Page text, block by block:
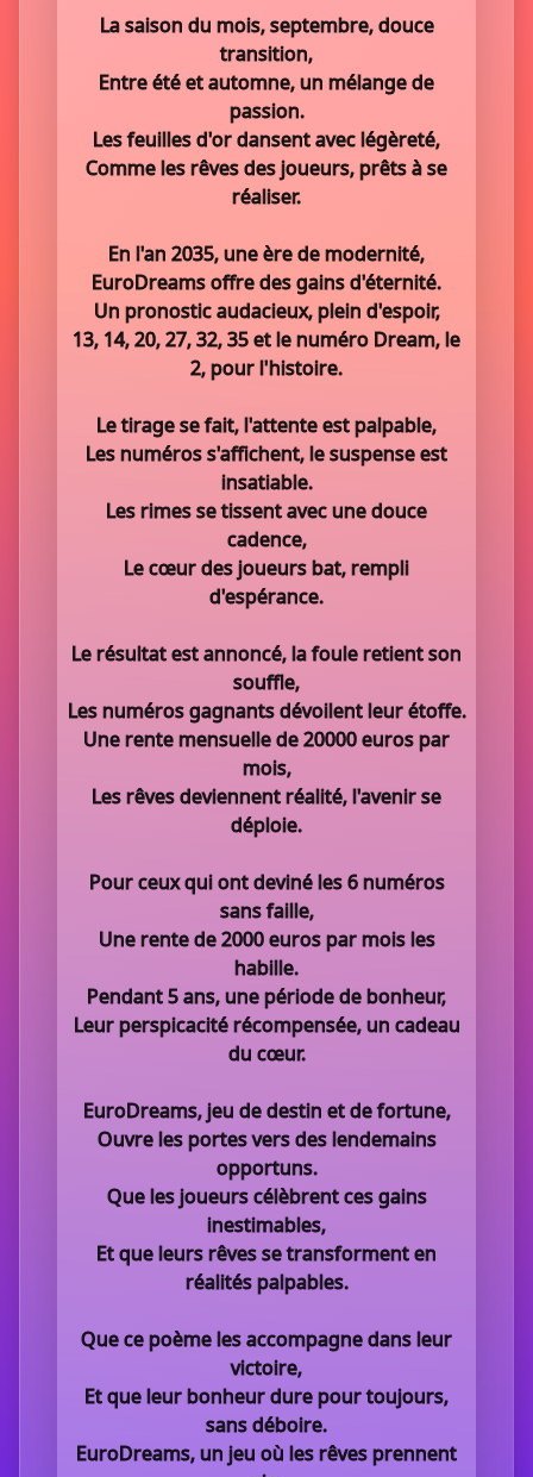
La saison du mois, septembre, douce
transition,
Entre été et automne, un mélange de
passion.
Les feuilles d'or dansent avec légèreté,
Comme les rêves des joueurs, prêts à se
réaliser.
En l'an 2035, une ère de modernité,
EuroDreams offre des gains d'éternité.
Un pronostic audacieux, plein d'espoir,
13, 14, 20, 27, 32, 35 et le numéro Dream, le
2, pour l'histoire.
Le tirage se fait, l'attente est palpable,
Les numéros s'affichent, le suspense est
insatiable.
Les rimes se tissent avec une douce
cadence,
Le cœur des joueurs bat, rempli
d'espérance.
Le résultat est annoncé, la foule retient son
souffle,
Les numéros gagnants dévoilent leur étoffe.
Une rente mensuelle de 20000 euros par
mois,
Les rêves deviennent réalité, l'avenir se
déploie.
Pour ceux qui ont deviné les 6 numéros
sans faille,
Une rente de 2000 euros par mois les
habille.
Pendant 5 ans, une période de bonheur,
Leur perspicacité récompensée, un cadeau
du cœur.
EuroDreams, jeu de destin et de fortune,
Ouvre les portes vers des lendemains
opportuns.
Que les joueurs célèbrent ces gains
inestimables,
Et que leurs rêves se transforment en
réalités palpables.
Que ce poème les accompagne dans leur
victoire,
Et que leur bonheur dure pour toujours,
sans déboire.
EuroDreams, un jeu où les rêves prennent